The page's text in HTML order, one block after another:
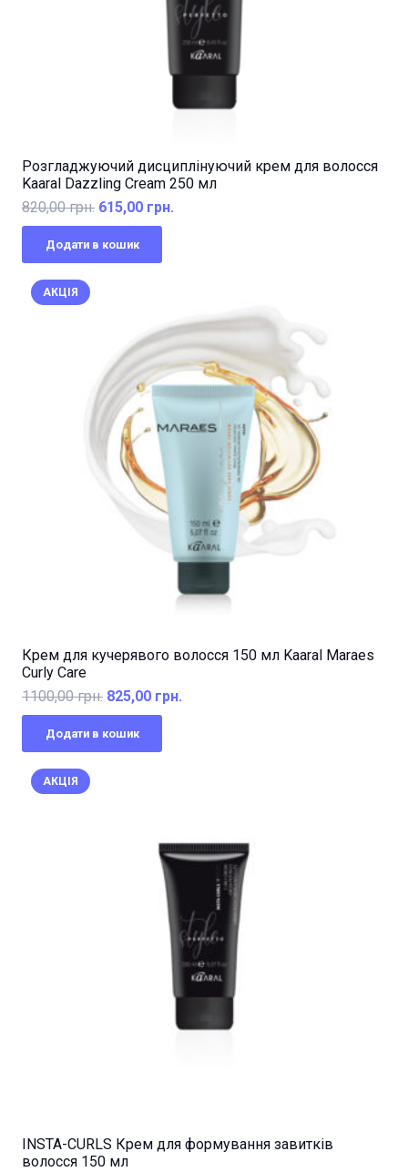
Розгладжуючий дисциплінуючий крем для волосся
Kaaral Dazzling Cream 250 мл
820,00грн. Оригінальна
ціна:
615,00 грн.
Додати в кошик
АКЦІЯ
Крем для кучерявого волосся 150 мл Kaaral Maraes
Curly Care
1100,00грн. Оригінальна
ціна:
825,00 грн.
Додати в кошик
АКЦІЯ
INSTA-CURLS Крем для формування завитків
волосся 150 мл